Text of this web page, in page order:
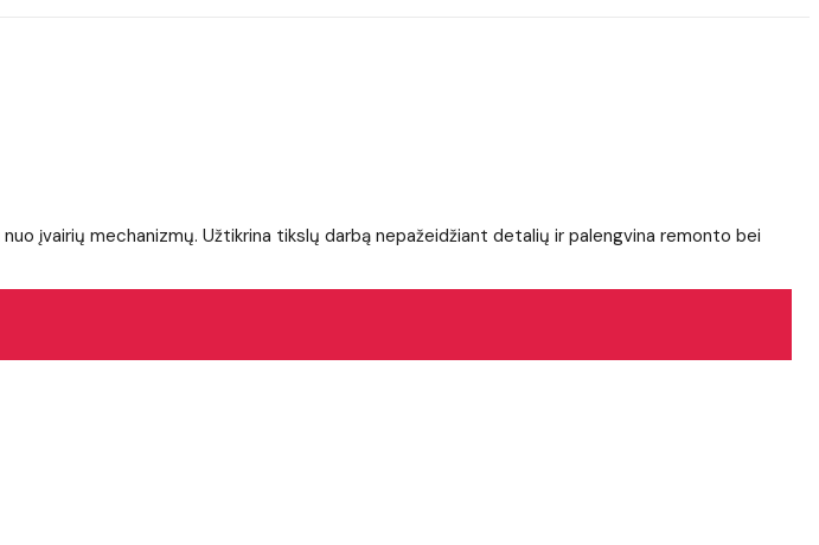
įvairių mechanizmų. Užtikrina tikslų darbą nepažeidžiant detalių ir palengvina remonto bei